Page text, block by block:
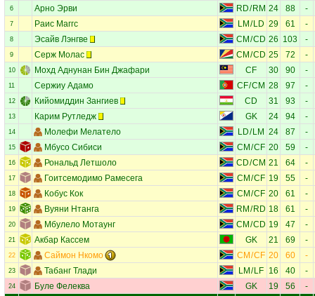
6 Арно Эрви RD/ RM 24 88 -
7 Раис Маггс LM / LD 29 61 -
8 Эсайв Лэнгве CM /CD 26 103 -
9 Серж Молас CM /CD 25 72 -
10 Мохд Аднунан Бин Джафари CF 30 90 -
11 Сержиу Адамо CF/CM 28 97 -
12 Кийомиддин Зангиев CD 31 93 -
13 Карим Рутледж GK 24 94 -
14 Молефи Мелатело LD/ LM 24 87 -
15 Мбусо Сибиси CM /CF 20 59 -
16 Рональд Летшоло CD/CM 21 64 -
17 Гоитсемодимо Рамесега CM /CF 19 55 -
18 Кобус Кок CM /CF 20 61 -
19 Вуяни Нтанга RM / RD 18 61 -
20 Мбулело Мотаунг CM /CD 19 47 -
21 Акбар Кассем GK 21 69 -
22 Саймон Нкомо CM /CF 20 60 -
23 Табанг Тлади LM / LF 16 40 -
24 Буле Фелеква GK 19 56 -